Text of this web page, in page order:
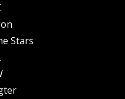
Stars